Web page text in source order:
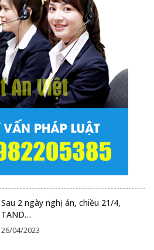
Sau 2 ngày nghị án, chiều 21/4,
TAND…
26/04/2023